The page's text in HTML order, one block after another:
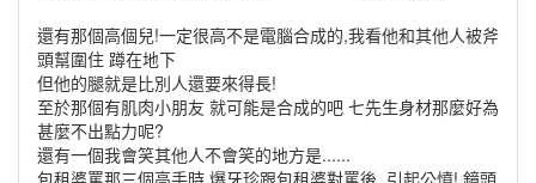
還有那個高個兒!一定很高不是電腦合成的,我看他和其他人被斧
頭幫圍住 蹲在地下
但他的腿就是比別人還要來得長!
至於那個有肌肉小朋友 就可能是合成的吧 七先生身材那麼好為
甚麼不出點力呢?
還有一個我會笑其他人不會笑的地方是......
包租婆罵那三個高手時,爆牙珍跟包租婆對罵後 .引起公憤! 鏡頭